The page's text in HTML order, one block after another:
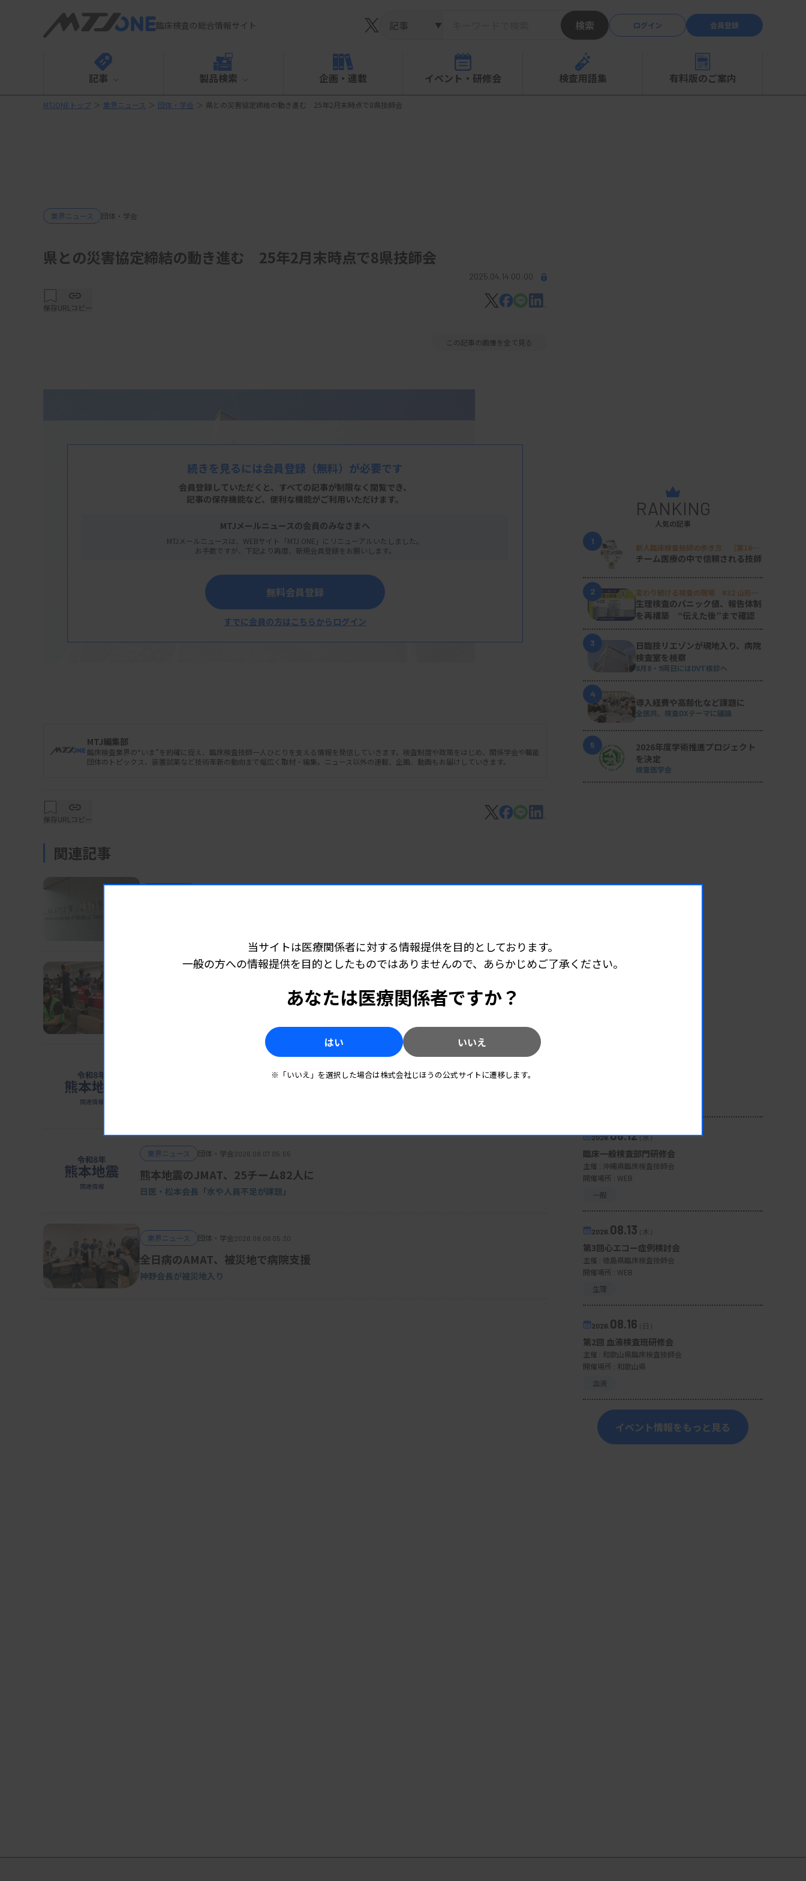
臨床検査の総合情報サイト ▼ 検索 ログイン 会員登録
記事 製品検索 企画・連載 イベント・研修会 検査用語集 有料版のご案内
MTJONEトップ ＞ 業界ニュース ＞ 団体・学会 ＞ 県との災害協定締結の動き進む 25年2月末時点で8県技師会
業界ニュース 団体・学会
県との災害協定締結の動き進む 25年2月末時点で8県技師会
2025.04.14 00:00
保存URLコピー
この記事の画像を全て見る
道府県との災害時連携協定の状況をまとめた。2025年2月末時点で集計したところ、前回
調査した2024年10月時点に比べて締結完了した技師会や県との調整中の技師会が増えて
具体的には「協定締結済み」と回答したのは、締結順で山梨、群馬、徳島、宮城、広
島、長崎、石川、茨城の8県（2024年10月時点は5県）。協定締結に向けた「調整を開
災害時支援マニュアルの整備状況を見ると、「作成が完了」が22府県（2024年9月時点
は17県）、「作成に向けて作業に入った」が11県（同16県）、「年度内に作成に入る予
定」が6都県（同8県）となった。
続きを見るには会員登録 （無料）が必要です
会員登録していただくと、すべての記事が制限なく閲覧でき、
記事の保存機能など、便利な機能がご利用いただけます。
MTJメールニュースの会員のみなさまへ
MTJメールニュースは、WEBサイト「MTJ ONE」にリニューアルいたしました。
お手数ですが、下記より再度、新規会員登録をお願いします。
無料会員登録
すでに会員の方はこちらからログイン
MTJ編集部
臨床検査業界の“いま”を的確に捉え、臨床検査技師一人ひとりを支える情報を発信していきます。検査制度や政策をはじめ、関係学会や職能
団体のトピックス、装置試薬など技術革新の動向まで幅広く取材・編集。ニュース以外の連載、企画、動画もお届けしていきます。
保存URLコピー
関連記事
日臨技、被災2病院に検査技師派遣
業界ニュース 団体・学会2026.08.07 05:55
熊本地震のJMAT、25チーム82人に
日医・松本会長「水や人員不足が課題」
業界ニュース 団体・学会2026.08.06 05:30
全日病のAMAT、被災地で病院支援
神野会長が被災地入り
RANKING
人気の記事
1
新人臨床検査技師の歩き方 ［第16
回］
チーム医療の中で信頼される技師
2
変わり続ける検査の現場 #32 山形済
生病院
生理検査のパニック値、報告体制
を再構築 “伝えた後”まで確認
3
日臨技リエゾンが現地入り、病院
検査室を視察
8月8・9両日にはDVT検診へ
4
導入経費や高齢化など課題に
全医共、検査DXテーマに議論
5
2026年度学術推進プロジェクト
を決定
検査医学会
2026.08.12（水）
臨床一般検査部門研修会
主催 : 沖縄県臨床検査技師会
開催場所 : WEB
一般
2026. 08.13（木）
第3回心エコー症例検討会
主催 : 徳島県臨床検査技師会
開催場所 : WEB
生理
2026. 08.16（日）
第2回 血液検査班研修会
主催 : 和歌山県臨床検査技師会
開催場所 : 和歌山県
血液
イベント情報をもっと見る
当サイトは医療関係者に対する情報提供を目的としております。
一般の方への情報提供を目的としたものではありませんので、あらかじめご了承ください。
あなたは医療関係者ですか？
はい いいえ
※「いいえ」を選択した場合は株式会社じほうの公式サイトに遷移します。